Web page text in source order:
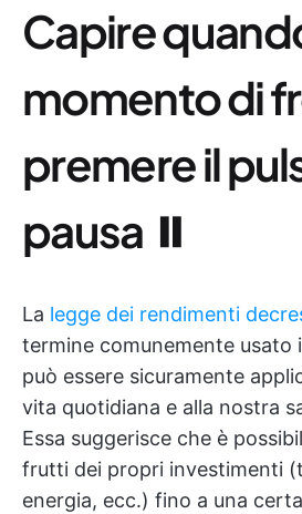
Capire
momento di
premere il
pausa ⏸
La legge dei rendimenti
termine comunemente usato
può essere sicuramente
vita quotidiana e alla nostra
Essa suggerisce che è
frutti dei propri investimenti
energia, ecc.) fino a una